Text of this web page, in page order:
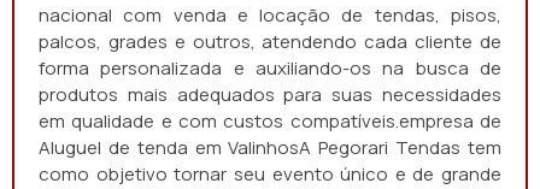
nacional com venda e locação de tendas, pisos,
palcos, grades e outros, atendendo cada cliente de
forma personalizada e auxiliando-os na busca de
produtos mais adequados para suas necessidades
em qualidade e com custos compatíveis.empresa de
Aluguel de tenda em ValinhosA Pegorari Tendas tem
como objetivo tornar seu evento único e de grande